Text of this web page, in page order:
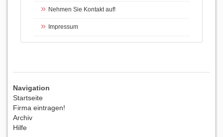
Nehmen Sie Kontakt auf!
Impressum
Navigation
Startseite
Firma eintragen!
Archiv
Hilfe